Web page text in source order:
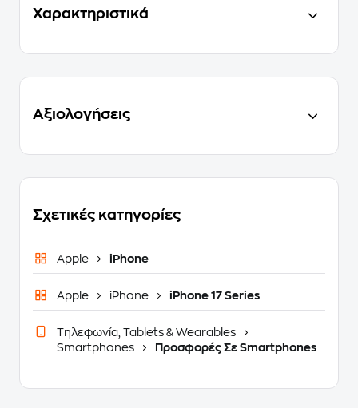
Χαρακτηριστικά
Αξιολογήσεις
Σχετικές κατηγορίες
Apple iPhone
Apple iPhone iPhone 17 Series
Τηλεφωνία, Tablets & Wearables
Smartphones
Προσφορές Σε Smartphones